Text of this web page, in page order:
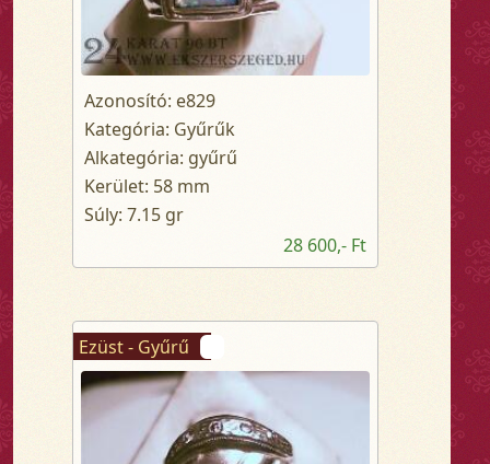
Azonosító: e829
Kategória: Gyűrűk
Alkategória: gyűrű
Kerület: 58 mm
Súly: 7.15 gr
28 600,- Ft
Ezüst - Gyűrű